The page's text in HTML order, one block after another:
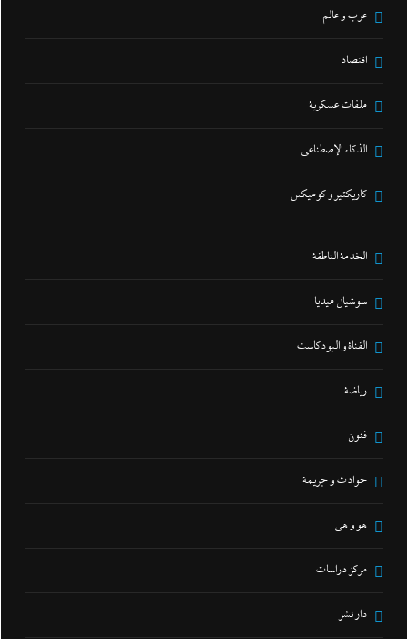
عرب و عالم
اقتصاد
ملفات عسكرية
الذكاء الإصطناعي
كاريكتير و كوميكس
الخدمة الناطقة
سوشيال ميديا
القناة و البودكاست
رياضة
فنون
حوادث و جريمة
هو و هي
مركز دراسات
دار نشر